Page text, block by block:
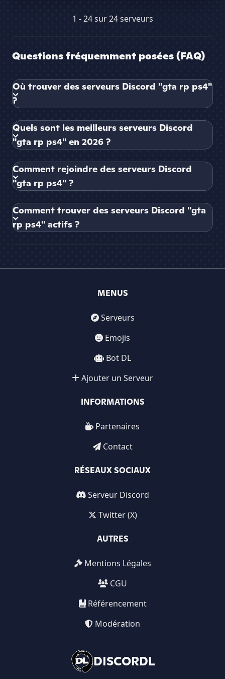
1 - 24 sur 24 serveurs
Questions fréquemment posées (FAQ)
Où trouver des serveurs Discord "gta rp ps4"
?
Quels sont les meilleurs serveurs Discord
"gta rp ps4" en 2026 ?
Comment rejoindre des serveurs Discord
"gta rp ps4" ?
Comment trouver des serveurs Discord "gta
rp ps4" actifs ?
DISCORDL
MENUS
Serveurs
Emojis
Bot DL
Ajouter un Serveur
INFORMATIONS
Partenaires
Contact
RÉSEAUX SOCIAUX
Serveur Discord
Twitter (X)
AUTRES
Mentions Légales
CGU
Référencement
Modération